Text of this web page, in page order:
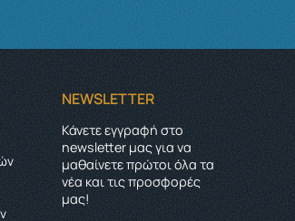
NEWSLETTER
Κάνετε εγγραφή στο
newsletter μας για να
μαθαίνετε πρώτοι όλα τα
νέα και τις προσφορές
μας!